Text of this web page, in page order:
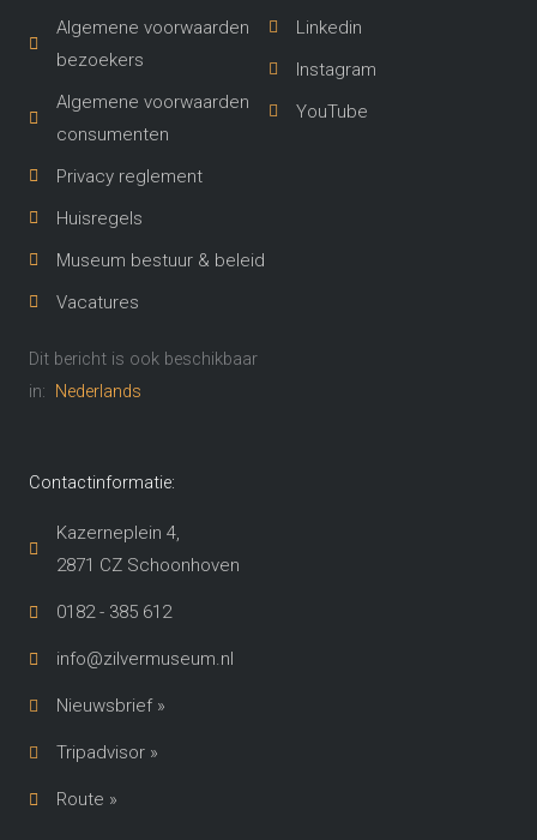
Algemene voorwaarden
bezoekers
Algemene voorwaarden
consumenten
Privacy reglement
Huisregels
Museum bestuur & beleid
Vacatures
Dit bericht is ook beschikbaar
in: Nederlands
Linkedin
Instagram
YouTube
Contactinformatie:
Kazerneplein 4,
2871 CZ Schoonhoven​
0182 - 385 612
info@zilvermuseum.nl
Nieuwsbrief »
Tripadvisor »
Route »